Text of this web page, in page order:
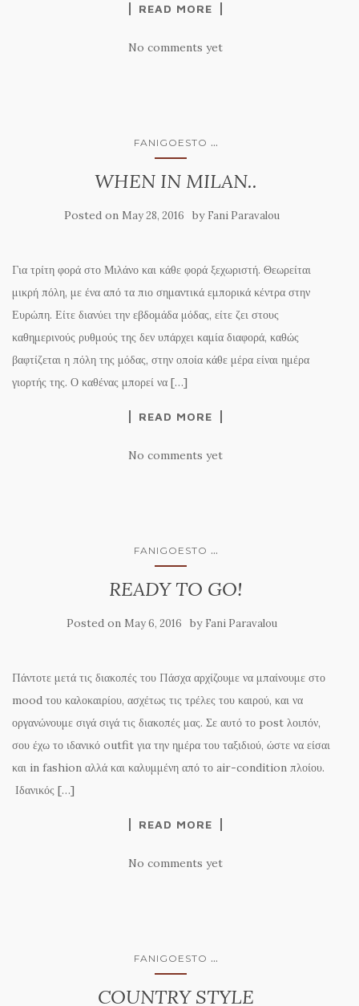
READ MORE
No comments yet
FANIGOESTO ...
WHEN IN MILAN..
Posted on May 28, 2016 by Fani Paravalou
Για τρίτη φορά στο Μιλάνο και κάθε φορά ξεχωριστή. Θεωρείται
μικρή πόλη, με ένα από τα πιο σημαντικά εμπορικά κέντρα στην
Ευρώπη. Είτε διανύει την εβδομάδα μόδας, είτε ζει στους
καθημερινούς ρυθμούς της δεν υπάρχει καμία διαφορά, καθώς
βαφτίζεται η πόλη της μόδας, στην οποία κάθε μέρα είναι ημέρα
γιορτής της. Ο καθένας μπορεί να […]
READ MORE
No comments yet
FANIGOESTO ...
READY TO GO!
Posted on May 6, 2016 by Fani Paravalou
Πάντοτε μετά τις διακοπές του Πάσχα αρχίζουμε να μπαίνουμε στο
mood του καλοκαιρίου, ασχέτως τις τρέλες του καιρού, και να
οργανώνουμε σιγά σιγά τις διακοπές μας. Σε αυτό το post λοιπόν,
σου έχω το ιδανικό outfit για την ημέρα του ταξιδιού, ώστε να είσαι
και in fashion αλλά και καλυμμένη από το air-condition πλοίου.
Ιδανικός […]
READ MORE
No comments yet
FANIGOESTO ...
COUNTRY STYLE